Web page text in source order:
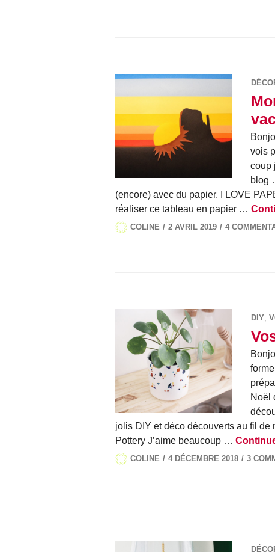
vois
coup
blog
(encore) avec du papier. I LOVE
réaliser ce tableau en papier …
COLINE 2 AVRIL 2019 4
DIY,
Noël
jolis DIY et déco découverts au fil
Pottery J’aime beaucoup …
COLINE 4 DÉCEMBRE 2018 3